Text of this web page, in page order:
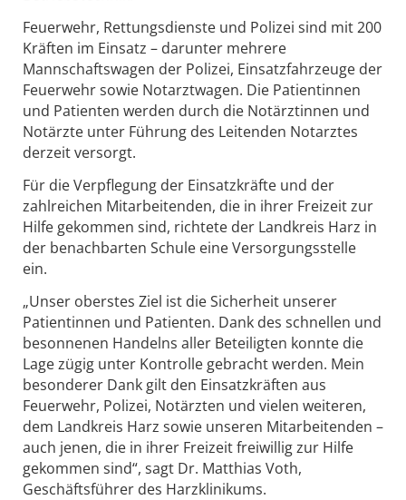
Feuerwehr, Rettungsdienste und Polizei sind mit 200
Kräften im Einsatz – darunter mehrere
Mannschaftswagen der Polizei, Einsatzfahrzeuge der
Feuerwehr sowie Notarztwagen. Die Patientinnen
und Patienten werden durch die Notärztinnen und
Notärzte unter Führung des Leitenden Notarztes
derzeit versorgt.
Für die Verpflegung der Einsatzkräfte und der
zahlreichen Mitarbeitenden, die in ihrer Freizeit zur
Hilfe gekommen sind, richtete der Landkreis Harz in
der benachbarten Schule eine Versorgungsstelle
ein.
„Unser oberstes Ziel ist die Sicherheit unserer
Patientinnen und Patienten. Dank des schnellen und
besonnenen Handelns aller Beteiligten konnte die
Lage zügig unter Kontrolle gebracht werden. Mein
besonderer Dank gilt den Einsatzkräften aus
Feuerwehr, Polizei, Notärzten und vielen weiteren,
dem Landkreis Harz sowie unseren Mitarbeitenden –
auch jenen, die in ihrer Freizeit freiwillig zur Hilfe
gekommen sind“, sagt Dr. Matthias Voth,
Geschäftsführer des Harzklinikums.